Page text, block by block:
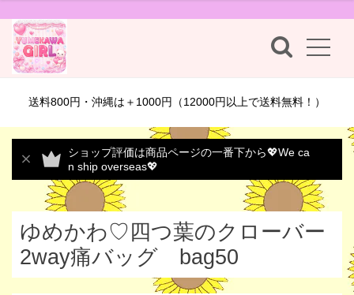
送料800円・沖縄は＋1000円（12000円以上で送料無料！）
ショップ評価は商品ページの一番下から💖We ca
n ship overseas💖
ゆめかわ♡四つ葉のクローバー
2way痛バッグ bag50